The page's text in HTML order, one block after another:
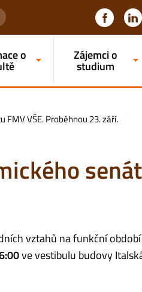
o Zájemci o
studium
VŠE. Proběhnou 23. září.
vztahů na funkční
ve vestibulu budovy